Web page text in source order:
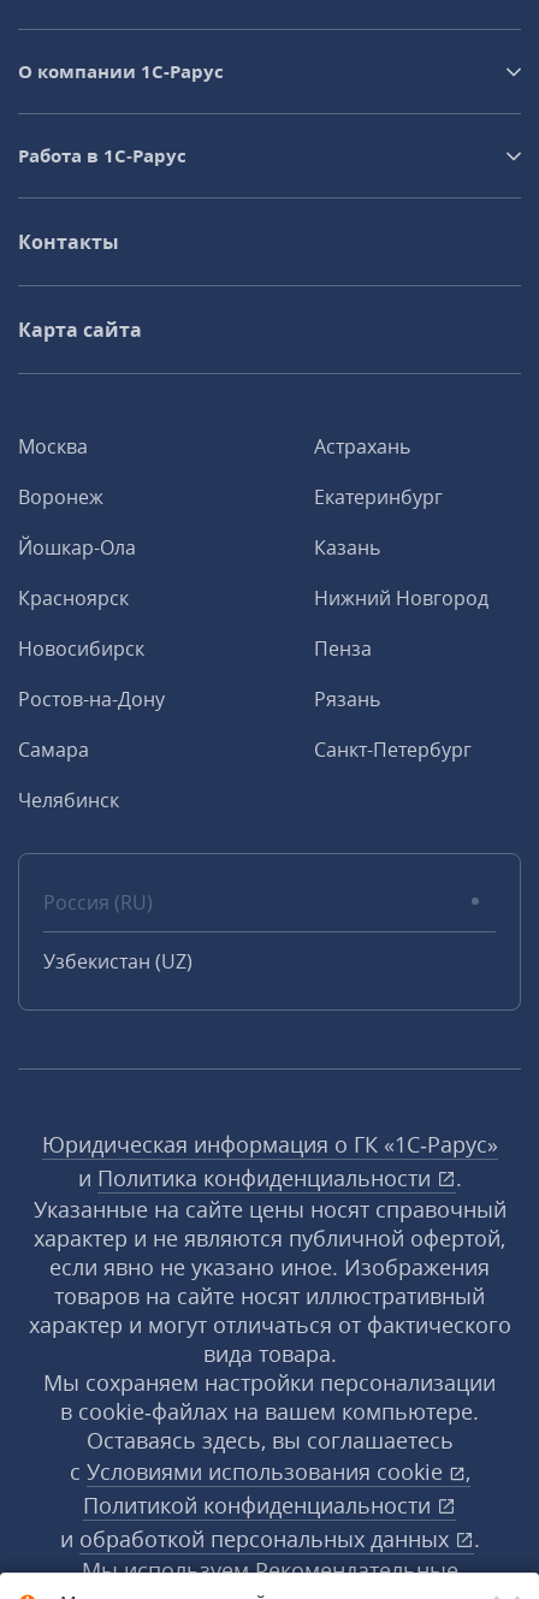
Москва
Астрахань
Воронеж
Екатеринбург
Йошкар-Ола
Казань
Красноярск
Нижний Новгород
Новосибирск
Пенза
Ростов-на-Дону
Рязань
Самара
Санкт-Петербург
Челябинск
Россия (RU)
Узбекистан (UZ)
О компании 1C-Рарус
Работа в 1С‑Рарус
Контакты
Карта сайта
Юридическая информация о ГК «1С‑Рарус»
и Политика конфиденциальности
.
Указанные на сайте цены носят справочный
характер и не являются публичной офертой,
если явно не указано иное. Изображения
товаров на сайте носят иллюстративный
характер и могут отличаться от фактического
вида товара.
Мы сохраняем настройки персонализации
в cookie‑файлах на вашем компьютере.
Оставаясь здесь, вы соглашаетесь
с Условиями использования cookie
,
Политикой конфиденциальности
и обработкой персональных данных
.
Мы используем Рекомендательные